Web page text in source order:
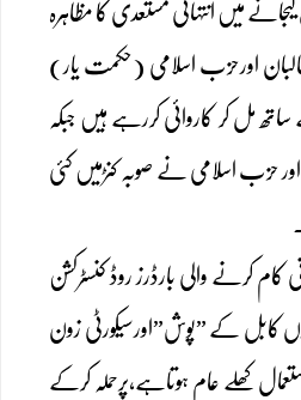
میں انتہائی مستعدی کا مظاہرہ
اورحزب اسلامی (حکمت یار)
مل کر کاروائی کررہے ہیں جبکہ
حزب اسلامی نے صوبہ کنڑمیں کئی
کرنے والی بارڈرز روڈ کنسٹرکشن
کابل کے ”پوش”اورسیکورٹی زون
کھلے عام ہوتاہے،پرحملہ کرکے